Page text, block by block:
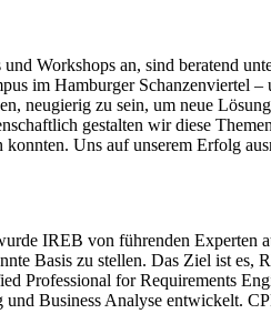
Workshops an, sind beratend
im Hamburger Schanzenviertel
neugierig zu sein, um neue
gestalten wir diese
konnten. Uns auf unserem Erfolg
IREB von führenden Experten
Basis zu stellen. Das Ziel ist es,
Professional for Requirements
Business Analyse entwickelt.